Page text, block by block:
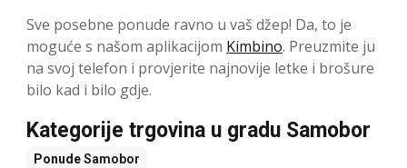
Sve posebne ponude ravno u vaš džep! Da, to je
moguće s našom aplikacijom Kimbino. Preuzmite ju
na svoj telefon i provjerite najnovije letke i brošure
bilo kad i bilo gdje.
Kategorije trgovina u gradu Samobor
PonudeSamobor